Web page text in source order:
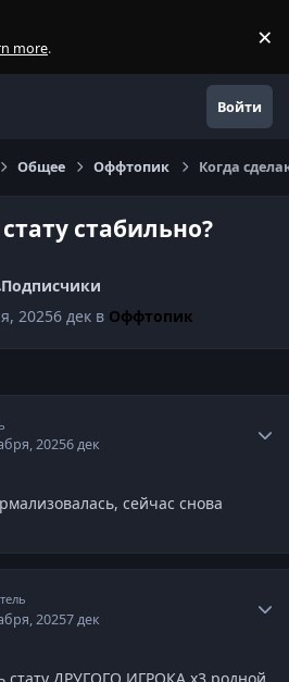
more. ×
Войти
Общее Оффтопик Когда
стабильно?
Подписчики
20256 дек в Оффтопик
20256 дек
сейчас снова
20257 дек